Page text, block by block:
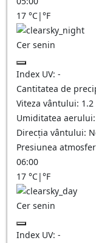
17 °C|°F
Cer senin
Index UV: -
Cantitatea de
Viteza vântului: 1.2
Umiditatea aerului:
Direcția vântului:
Presiunea
06:00
17 °C|°F
Cer senin
Index UV: -